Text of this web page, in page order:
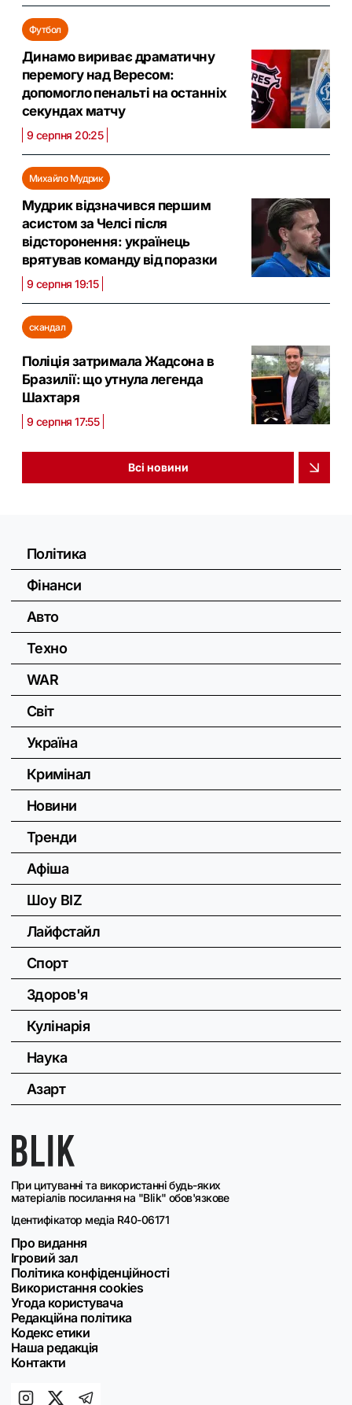
Футбол
Динамо вириває драматичну
перемогу над Вересом:
допомогло пенальті на останніх
секундах матчу
9 серпня 20:25
Михайло Мудрик
Мудрик відзначився першим
асистом за Челсі після
відсторонення: українець
врятував команду від поразки
9 серпня 19:15
скандал
Поліція затримала Жадсона в
Бразилії: що утнула легенда
Шахтаря
9 серпня 17:55
Всі новини
При цитуванні та використанні будь-яких
матеріалів посилання на "Blik" обов'язкове
Ідентифікатор медіа R40-06171
Про видання
Ігровий зал
Політика конфіденційності
Використання cookies
Угода користувача
Редакційна політика
Кодекс етики
Наша редакція
Контакти
Політика
Фінанси
Авто
Техно
WAR
Світ
Україна
Кримінал
Новини
Тренди
Афіша
Шоу BIZ
Лайфстайл
Спорт
Здоров'я
Кулінарія
Наука
Азарт